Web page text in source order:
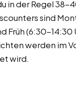
in der Regel
sind
Früh (6:30-14:30
werden im
wird.